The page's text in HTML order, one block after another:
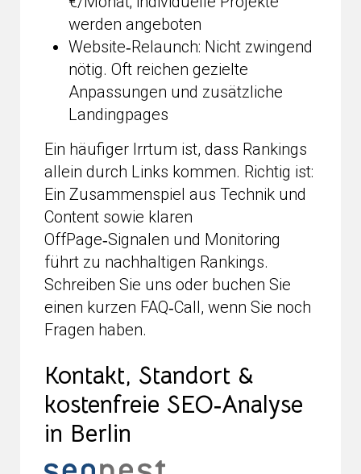
werden angeboten
Website‑Relaunch: Nicht zwingend
nötig. Oft reichen gezielte
Anpassungen und zusätzliche
Landingpages
Ein häufiger Irrtum ist, dass Rankings
allein durch Links kommen. Richtig ist:
Ein Zusammenspiel aus Technik und
Content sowie klaren
OffPage‑Signalen und Monitoring
führt zu nachhaltigen Rankings.
Schreiben Sie uns oder buchen Sie
einen kurzen FAQ‑Call, wenn Sie noch
Fragen haben.
Kontakt, Standort &
kostenfreie SEO‑Analyse
in Berlin